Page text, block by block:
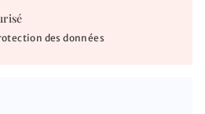
des données